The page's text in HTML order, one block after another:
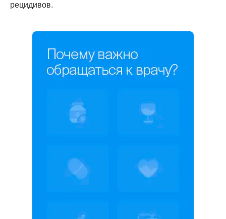
рецидивов.